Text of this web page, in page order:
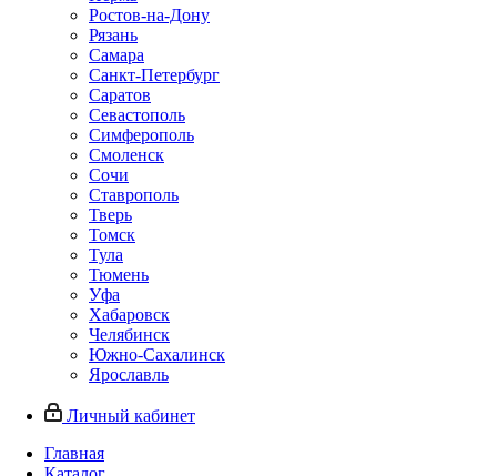
Ростов-на-Дону
Рязань
Самара
Санкт-Петербург
Саратов
Севастополь
Симферополь
Смоленск
Сочи
Ставрополь
Тверь
Томск
Тула
Тюмень
Уфа
Хабаровск
Челябинск
Южно-Сахалинск
Ярославль
Личный кабинет
Главная